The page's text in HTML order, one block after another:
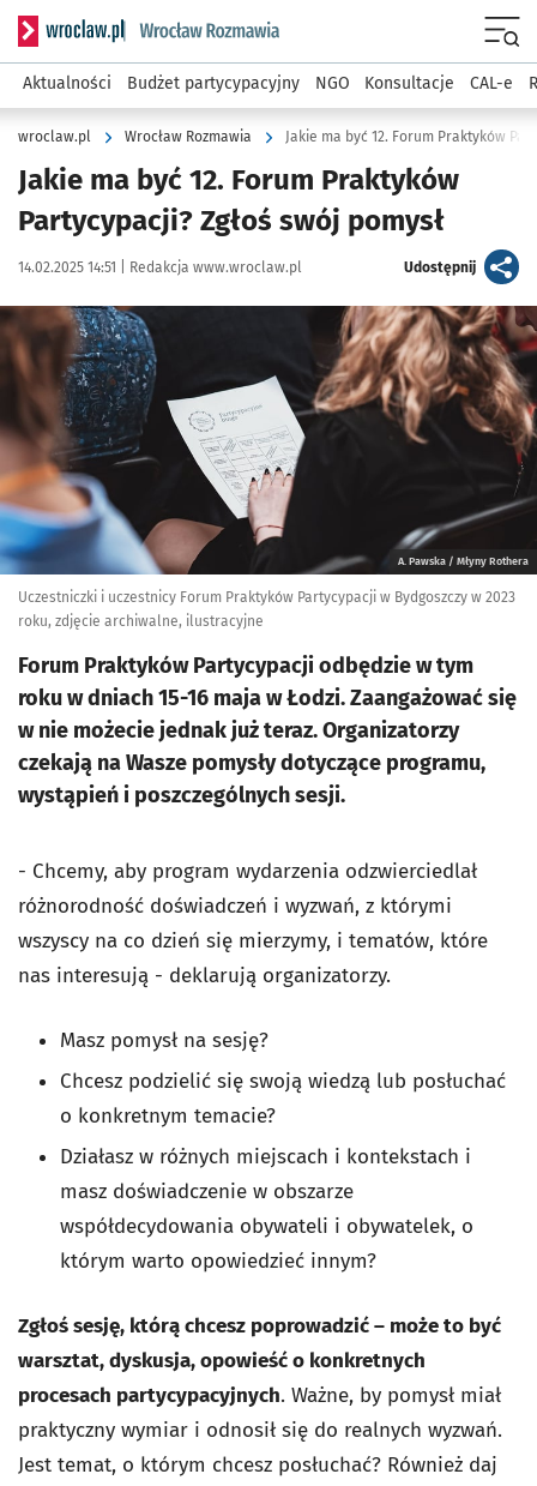
Serwis informacyjny wroclaw.pl podserwis: Rozmawia
Aktualności Budżet partycypacyjny NGO Konsultacje CAL-e
wroclaw.pl Wrocław Rozmawia Jakie ma być 12. Forum Praktyków
Jakie ma być 12. Forum Praktyków
Partycypacji? Zgłoś swój pomysł
Data publikacji:
14.02.2025 14:51 | Autor:
Redakcja www.wroclaw.pl Udostępnijartykuł
Kliknij, aby powiększyć
A. Pawska / Młyny Rothera
Uczestniczki i uczestnicy Forum Praktyków Partycypacji w Bydgoszczy w 2023
roku, zdjęcie archiwalne, ilustracyjne
Forum Praktyków Partycypacji odbędzie w tym
roku w dniach 15-16 maja w Łodzi. Zaangażować się
w nie możecie jednak już teraz. Organizatorzy
czekają na Wasze pomysły dotyczące programu,
wystąpień i poszczególnych sesji.
- Chcemy, aby program wydarzenia odzwierciedlał
różnorodność doświadczeń i wyzwań, z którymi
wszyscy na co dzień się mierzymy, i tematów, które
nas interesują - deklarują organizatorzy.
Masz pomysł na sesję?
Chcesz podzielić się swoją wiedzą lub posłuchać
o konkretnym temacie?
Działasz w różnych miejscach i kontekstach i
masz doświadczenie w obszarze
współdecydowania obywateli i obywatelek, o
którym warto opowiedzieć innym?
Zgłoś sesję, którą chcesz poprowadzić – może to być
warsztat, dyskusja, opowieść o konkretnych
procesach partycypacyjnych. Ważne, by pomysł miał
praktyczny wymiar i odnosił się do realnych wyzwań.
Jest temat, o którym chcesz posłuchać? Również daj